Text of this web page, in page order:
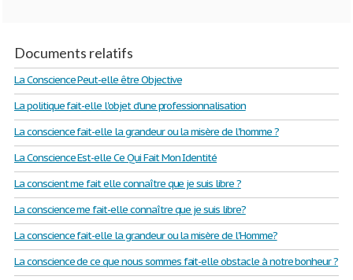
Documents relatifs
La Conscience Peut-elle être Objective
La politique fait-elle l'objet d'une professionnalisation
La conscience fait-elle la grandeur ou la misère de l'homme ?
La Conscience Est-elle Ce Qui Fait Mon Identité
La conscient me fait elle connaître que je suis libre ?
La conscience me fait-elle connaître que je suis libre?
La conscience fait-elle la grandeur ou la misère de l'Homme?
La conscience de ce que nous sommes fait-elle obstacle à notre bonheur ?